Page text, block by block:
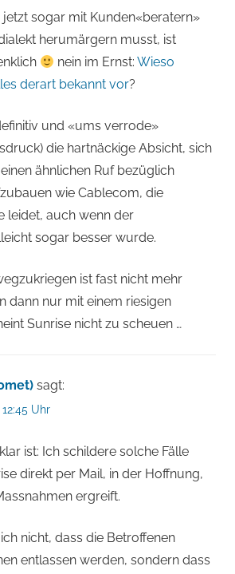
jetzt sogar mit Kunden«beratern»
herumärgern musst, ist
nein im Ernst:Wieso
derart bekannt vor?
und «ums verrode»
die hartnäckige Absicht, sich
ähnlichen Ruf bezüglich
wie Cablecom, die
leidet, auch wenn der
sogar besser wurde.
ist fast nicht mehr
dann nur mit einem riesigen
Sunrise nicht zu scheuen …
sagt:
Uhr
ist: Ich schildere solche Fälle
direkt per Mail, in der Hoffnung,
ergreift.
nicht, dass die Betroffenen
entlassen werden, sondern dass